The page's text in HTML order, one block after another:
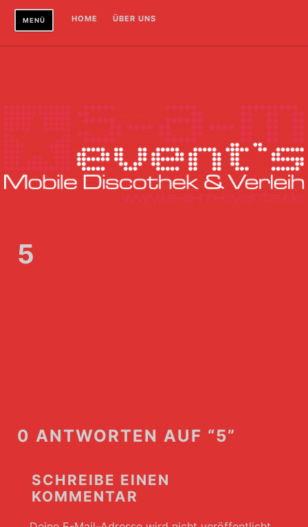
Zum
InhaltMENÜ HOME ÜBER UNS
5
0 ANTWORTEN AUF “5”
SCHREIBE EINEN
KOMMENTAR